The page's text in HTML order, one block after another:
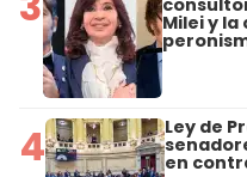
Milei y la
4 Ley de
en